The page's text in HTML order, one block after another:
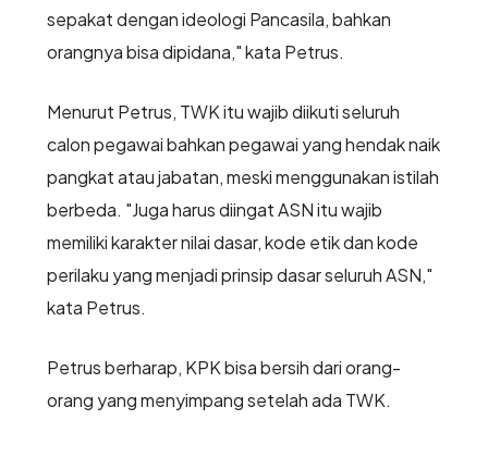
sepakat dengan ideologi Pancasila, bahkan
orangnya bisa dipidana," kata Petrus.
Menurut Petrus, TWK itu wajib diikuti seluruh
calon pegawai bahkan pegawai yang hendak naik
pangkat atau jabatan, meski menggunakan istilah
berbeda. "Juga harus diingat ASN itu wajib
memiliki karakter nilai dasar, kode etik dan kode
perilaku yang menjadi prinsip dasar seluruh ASN,"
kata Petrus.
Petrus berharap, KPK bisa bersih dari orang-
orang yang menyimpang setelah ada TWK.